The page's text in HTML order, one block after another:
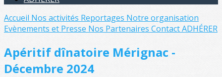
Accueil Nos activités Reportages Notre organisation
Evènements et Presse Nos Partenaires ContactADHÉRER
Apéritif dînatoire Mérignac -
Décembre 2024